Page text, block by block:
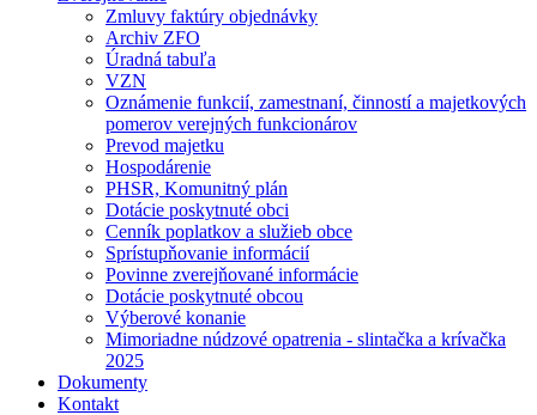
Zmluvy faktúry objednávky
Archiv ZFO
Úradná tabuľa
VZN
Oznámenie funkcií, zamestnaní, činností a majetkových
pomerov verejných funkcionárov
Prevod majetku
Hospodárenie
PHSR, Komunitný plán
Dotácie poskytnuté obci
Cenník poplatkov a služieb obce
Sprístupňovanie informácií
Povinne zverejňované informácie
Dotácie poskytnuté obcou
Výberové konanie
Mimoriadne núdzové opatrenia - slintačka a krívačka
2025
Dokumenty
Kontakt